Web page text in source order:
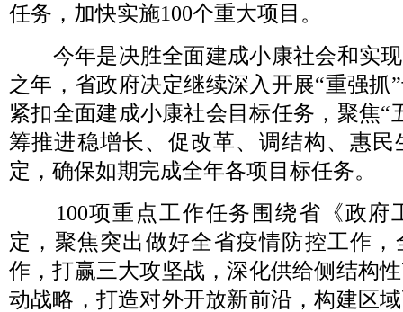
任务，加快实施100个重大项目。
今年是决胜全面建成小康社会和实
之年，省政府决定继续深入开展“重强抓
紧扣全面建成小康社会目标任务，聚焦“
筹推进稳增长、促改革、调结构、惠
定，确保如期完成全年各项目标任务。
100项重点工作任务围绕省《政府
定，聚焦突出做好全省疫情防控工作，
作，打赢三大攻坚战，深化供给侧结构
动战略，打造对外开放新前沿，构建区